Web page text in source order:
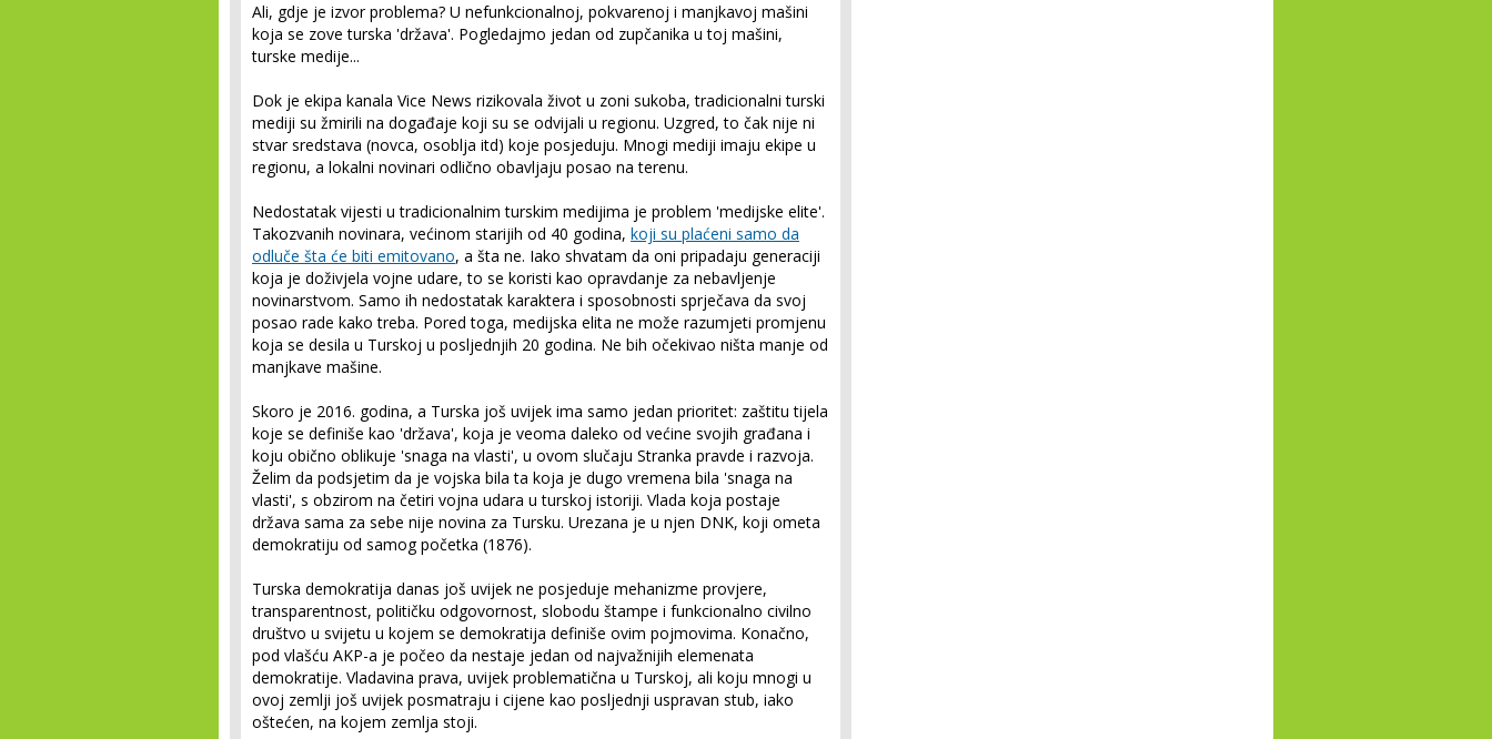
Ali, gdje je izvor problema? U nefunkcionalnoj, pokvarenoj i manjkavoj mašini
koja se zove turska 'država'. Pogledajmo jedan od zupčanika u toj mašini,
turske medije...
Dok je ekipa kanala Vice News rizikovala život u zoni sukoba, tradicionalni turski
mediji su žmirili na događaje koji su se odvijali u regionu. Uzgred, to čak nije ni
stvar sredstava (novca, osoblja itd) koje posjeduju. Mnogi mediji imaju ekipe u
regionu, a lokalni novinari odlično obavljaju posao na terenu.
Nedostatak vijesti u tradicionalnim turskim medijima je problem 'medijske elite'.
Takozvanih novinara, većinom starijih od 40 godina, koji su plaćeni samo da
odluče šta će biti emitovano, a šta ne. Iako shvatam da oni pripadaju generaciji
koja je doživjela vojne udare, to se koristi kao opravdanje za nebavljenje
novinarstvom. Samo ih nedostatak karaktera i sposobnosti sprječava da svoj
posao rade kako treba. Pored toga, medijska elita ne može razumjeti promjenu
koja se desila u Turskoj u posljednjih 20 godina. Ne bih očekivao ništa manje od
manjkave mašine.
Skoro je 2016. godina, a Turska još uvijek ima samo jedan prioritet: zaštitu tijela
koje se definiše kao 'država', koja je veoma daleko od većine svojih građana i
koju obično oblikuje 'snaga na vlasti', u ovom slučaju Stranka pravde i razvoja.
Želim da podsjetim da je vojska bila ta koja je dugo vremena bila 'snaga na
vlasti', s obzirom na četiri vojna udara u turskoj istoriji. Vlada koja postaje
država sama za sebe nije novina za Tursku. Urezana je u njen DNK, koji ometa
demokratiju od samog početka (1876).
Turska demokratija danas još uvijek ne posjeduje mehanizme provjere,
transparentnost, političku odgovornost, slobodu štampe i funkcionalno civilno
društvo u svijetu u kojem se demokratija definiše ovim pojmovima. Konačno,
pod vlašću AKP-a je počeo da nestaje jedan od najvažnijih elemenata
demokratije. Vladavina prava, uvijek problematična u Turskoj, ali koju mnogi u
ovoj zemlji još uvijek posmatraju i cijene kao posljednji uspravan stub, iako
oštećen, na kojem zemlja stoji.